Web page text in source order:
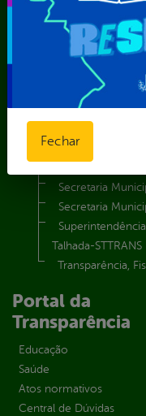
Secretaria
SEMARH /
Secretaria
Secretaria
Secretaria
Secretaria
Secretaria
Secretaria
Secretaria
Talhada-STTRANS
Transparência,
Portal da
Transparência
Educação
Saúde
Atos normativos
Central de Dúvidas
Fechar